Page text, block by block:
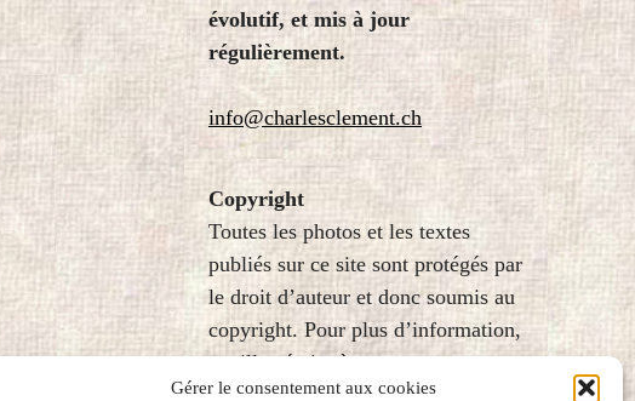
Gérer le consentement aux cookies
évolutif, et mis à jour
régulièrement.
info@charlesclement.ch
Copyright
Toutes les photos et les textes
publiés sur ce site sont protégés par
le droit d’auteur et donc soumis au
copyright. Pour plus d’information,
veuillez écrire à
fondation@charlesclement.ch